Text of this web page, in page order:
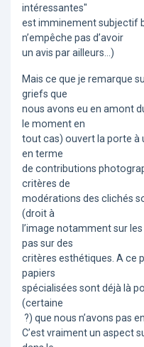
intéressantes"
est imminement subjectif
n’empêche pas d’avoir
un avis par ailleurs...)
Mais ce que je remarque
griefs que
nous avons eu en amont
le moment en
tout cas) ouvert la porte à
en terme
de contributions
critères de
modérations des clichés
(droit à
l’image notamment sur
pas sur des
critères esthétiques. A ce
papiers
spécialisées sont déjà là
(certaine
?) que nous n’avons pas
C’est vraiment un aspect